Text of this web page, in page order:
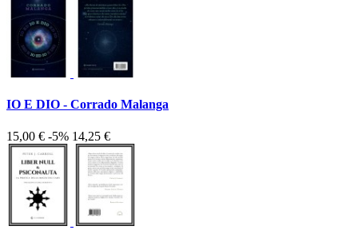
IO E DIO - Corrado Malanga
15,00 € -5% 14,25 €